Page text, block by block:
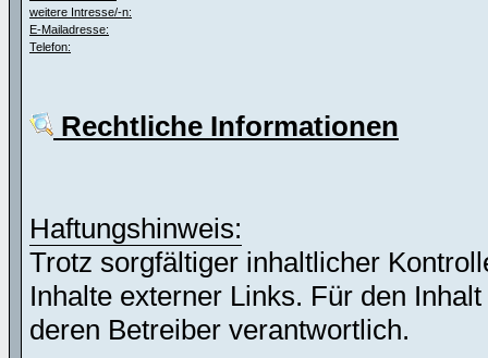
weitere Intresse/-n:
E-Mailadresse:
Telefon:
Rechtliche Informationen
Haftungshinweis:
Trotz sorgfältiger inhaltlicher
Inhalte externer Links. Für den
deren Betreiber verantwortlich.